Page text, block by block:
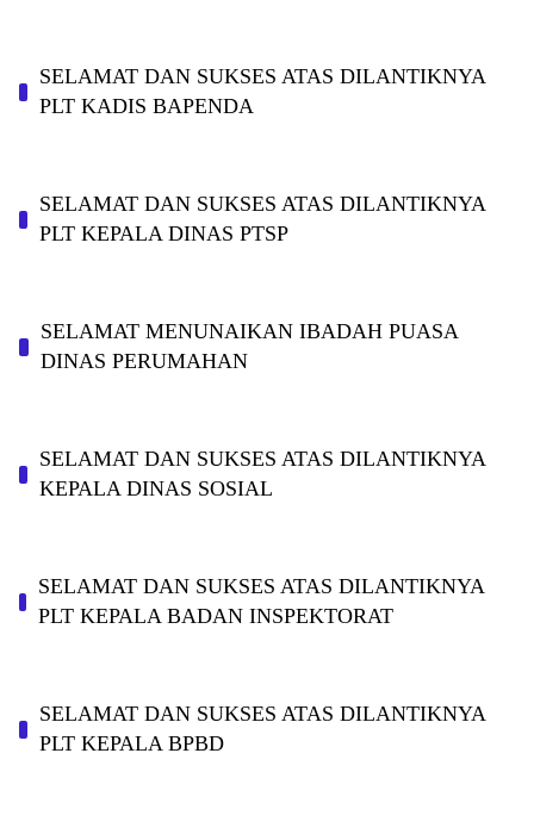
SELAMAT DAN SUKSES ATAS DILANTIKNYA
PLT KADIS BAPENDA
SELAMAT DAN SUKSES ATAS DILANTIKNYA
PLT KEPALA DINAS PTSP
SELAMAT MENUNAIKAN IBADAH PUASA
DINAS PERUMAHAN
SELAMAT DAN SUKSES ATAS DILANTIKNYA
KEPALA DINAS SOSIAL
SELAMAT DAN SUKSES ATAS DILANTIKNYA
PLT KEPALA BADAN INSPEKTORAT
SELAMAT DAN SUKSES ATAS DILANTIKNYA
PLT KEPALA BPBD